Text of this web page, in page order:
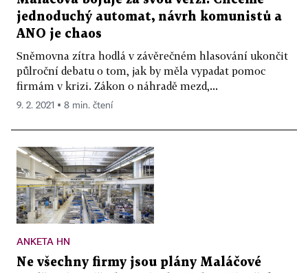
jednoduchý automat, návrh komunistů a
ANO je chaos
Sněmovna zítra hodlá v závěrečném hlasování ukončit
půlroční debatu o tom, jak by měla vypadat pomoc
firmám v krizi. Zákon o náhradě mezd,...
9. 2. 2021 ▪ 8 min. čtení
ANKETA HN
Ne všechny firmy jsou plány Maláčové